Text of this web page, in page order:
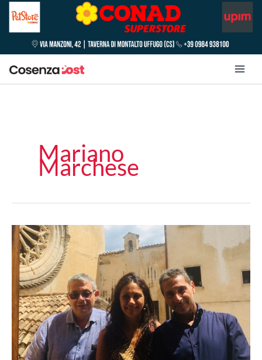
Mariano
Marchese